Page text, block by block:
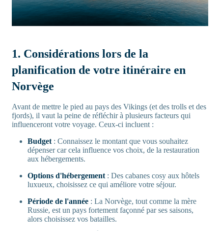
1. Considérations lors de la
planification de votre itinéraire en
Norvège
Avant de mettre le pied au pays des Vikings (et des trolls et des
fjords), il vaut la peine de réfléchir à plusieurs facteurs qui
influenceront votre voyage. Ceux-ci incluent :
Budget : Connaissez le montant que vous souhaitez
dépenser car cela influence vos choix, de la restauration
aux hébergements.
Options d'hébergement : Des cabanes cosy aux hôtels
luxueux, choisissez ce qui améliore votre séjour.
Période de l'année : La Norvège, tout comme la mère
Russie, est un pays fortement façonné par ses saisons,
alors choisissez vos batailles.